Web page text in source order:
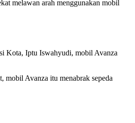
melawan arah menggunakan mobil
Kota, Iptu Iswahyudi, mobil Avanza
mobil Avanza itu menabrak sepeda